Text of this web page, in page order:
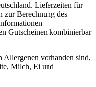
Lieferzeiten für
zur Berechnung des
Gutscheinen kombinierbar
Allergenen vorhanden sind,
Milch, Ei und